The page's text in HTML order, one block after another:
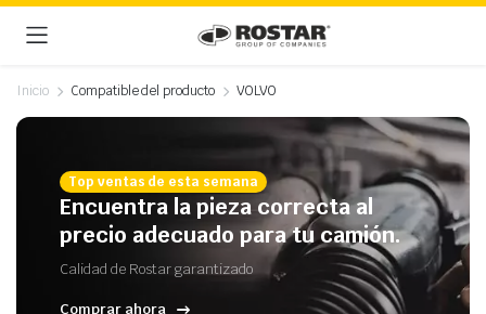
Inicio Compatible del producto VOLVO
Top ventas de esta semana
Encuentra la pieza correcta al
precio adecuado para tu camión.
Calidad de Rostar garantizado
Comprar ahora